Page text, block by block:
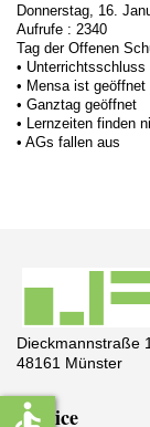
Donnerstag, 16.
Aufrufe : 2340
Tag der Offenen
•
• Mensa ist geöffnet
• Ganztag geöffnet
• Lernzeiten finden
• AGs fallen aus
Dieckmannstraße
48161 Münster
Service